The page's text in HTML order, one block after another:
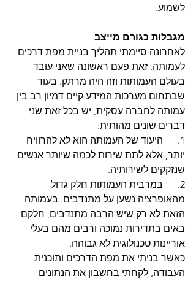
לשמוע.
מגבלות כגורם מייצב
לאחרונה סיימתי תהליך בניית מפת דרכים
לעמותה. זאת פעם ראשונה שאני עובד
בעולם העמותות וזה היה מרתק. בעוד
שבתחום מערכות המידע קיים דמיון רב בין
עמותה לחברה עסקית, יש בכל זאת שני
דברים שונים מהותית:
1.      היעוד של העמותה הוא לא להרוויח
יותר, אלא לתת שירות לכמה שיותר אנשים
שנזקקים לשירותיה.
2.      במרבית העמותות חלק גדול
מהאופרציה נשען על מתנדבים. בעמותה
הזאת לא רק שיש הרבה מתנדבים, חלקם
באים בתדירות נמוכה ורבים מהם בעלי
אוריינות טכנולוגית לא גבוהה.
כאשר בניתי את מפת הדרכים ותוכנית
העבודה, לקחתי בחשבון את הנתונים